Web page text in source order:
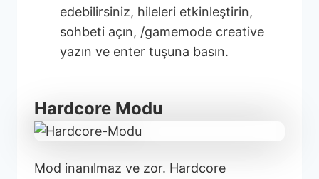
edebilirsiniz, hileleri etkinleştirin,
sohbeti açın, /gamemode creative
yazın ve enter tuşuna basın.
Hardcore Modu
Mod inanılmaz ve zor. Hardcore